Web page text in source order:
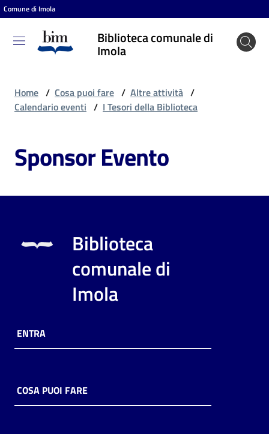
Vai al contenuto
Vai alla navigazione
Vai al footer
Comune di Imola
Biblioteca comunale di
Imola
Biblioteca
comunale
puoi
Risorse
online
Home / Cosa puoi fare / Altre attività /
Calendario eventi / I Tesori della Biblioteca
Sponsor Evento
Biblioteca
comunale di
Imola
ENTRA
COSA PUOI FARE